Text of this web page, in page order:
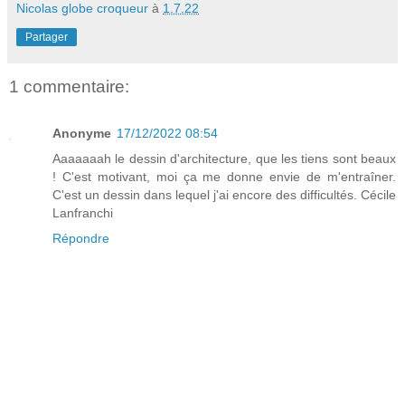
Nicolas globe croqueur à 1.7.22
Partager
1 commentaire:
Anonyme 17/12/2022 08:54
Aaaaaaah le dessin d'architecture, que les tiens sont beaux
! C'est motivant, moi ça me donne envie de m'entraîner.
C'est un dessin dans lequel j'ai encore des difficultés. Cécile
Lanfranchi
Répondre